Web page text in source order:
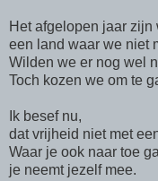
Het afgelopen jaar
een land waar we niet
Wilden we er nog wel
Toch kozen we om te
Ik besef nu,
dat vrijheid niet met
Waar je ook naar toe
je neemt jezelf mee.